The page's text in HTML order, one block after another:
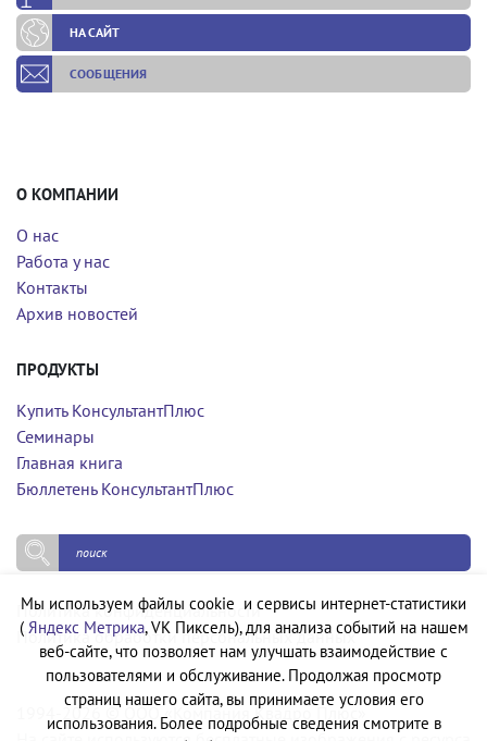
НА САЙТ
СООБЩЕНИЯ
О КОМПАНИИ
О нас
Работа у нас
Контакты
Архив новостей
ПРОДУКТЫ
Купить КонсультантПлюс
Семинары
Главная книга
Бюллетень КонсультантПлюс
Политика конфиденциальности
Политика обработки персональных данных
1994-2026 © ООО «Компания Квадро Плюс»
Мы используем файлы cookie и сервисы интернет-статистики
( Яндекс Метрика, VK Пиксель), для анализа событий на нашем
веб-сайте, что позволяет нам улучшать взаимодействие с
пользователями и обслуживание. Продолжая просмотр
страниц нашего сайта, вы принимаете условия его
использования. Более подробные сведения смотрите в